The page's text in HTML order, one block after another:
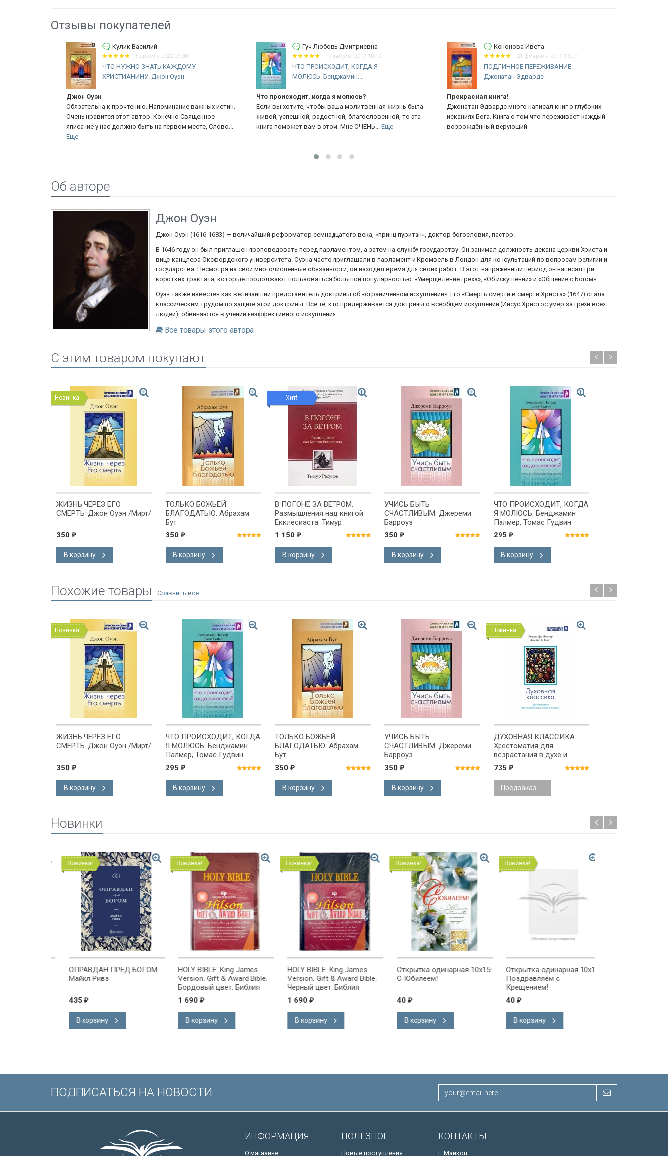
Отзывы покупателей
Кулик Василий
5 апреля 2022 06:00
ЧТО НУЖНО ЗНАТЬ КАЖДОМУ
ХРИСТИАНИНУ. Джон Оуэн
Джон Оуэн
Обязательна к прочтению. Напоминание важных истин.
Очень нравится этот автор. Конечно Священное
яписание у нас должно быть на первом месте, Слово...
Еще
Гуч Любовь Дмитриевна
19 августа 2019 10:12
ЧТО ПРОИСХОДИТ, КОГДА Я
МОЛЮСЬ. Бенджамин...
Что происходит, когда я молюсь?
Если вы хотите, чтобы ваша молитвенная жизнь была
живой, успешной, радостной, благословенной, то эта
книга поможет вам в этом. Мне ОЧЕНЬ...Еще
Кононова Ивета
21 февраля 2019 13:09
ПОДЛИННОЕ ПЕРЕЖИВАНИЕ.
Джонатан Эдвардс
Прекрасная книга!
Джонатан Эдвардс много написал книг о глубоких
исканиях Бога. Книга о том что переживает каждый
возрождённый верующий
Об авторе
Джон Оуэн
Джон Оуэн (1616-1683) — величайший реформатор семнадцатого века, «принц пуритан», доктор богословия, пастор.
В 1646 году он был приглашен проповедовать перед парламентом, а затем на службу государству. Он занимал должность декана церкви Христа и
вице-канцлера Оксфордского университета. Оуэна часто приглашали в парламент и Кромвель в Лондон для консультаций по вопросам религии и
государства. Несмотря на свои многочисленные обязанности, он находил время для своих работ. В этот напряженный период он написал три
коротких трактата, которые продолжают пользоваться большой популярностью: «Умерщвление греха», «Об искушении» и «Общение с Богом».
Оуэн также известен как величайший представитель доктрины об «ограниченном искуплении». Его «Смерть смерти в смерти Христа» (1647) стала
классическим трудом по защите этой доктрины. Все те, кто придерживается доктрины о всеобщем искуплении (Иисус Христос умер за грехи всех
людей), обвиняются в учении неэффективного искупления.
Все товары этого автора
C этим товаром покупают
Новинка!
ЖИЗНЬ ЧЕРЕЗ ЕГО
СМЕРТЬ. Джон Оуэн /Мирт/
350 ₽
В корзину
ТОЛЬКО БОЖЬЕЙ
БЛАГОДАТЬЮ. Абрахам
Бут
350 ₽
В корзину
Хит!
В ПОГОНЕ ЗА ВЕТРОМ.
Размышления над книгой
Екклесиаста. Тимур
Расулов
1 150 ₽
В корзину
УЧИСЬ БЫТЬ
СЧАСТЛИВЫМ. Джереми
Барроуз
350 ₽
В корзину
ЧТО ПРОИСХОДИТ, КОГДА
Я МОЛЮСЬ. Бенджамин
Палмер, Томас Гудвин
295 ₽
В корзину
Похожие товары
Новинка!
ЖИЗНЬ ЧЕРЕЗ ЕГО
СМЕРТЬ. Джон Оуэн /Мирт/
350 ₽
В корзину
ЧТО ПРОИСХОДИТ, КОГДА
Я МОЛЮСЬ. Бенджамин
Палмер, Томас Гудвин
295 ₽
В корзину
ТОЛЬКО БОЖЬЕЙ
БЛАГОДАТЬЮ. Абрахам
Бут
350 ₽
В корзину
УЧИСЬ БЫТЬ
СЧАСТЛИВЫМ. Джереми
Барроуз
350 ₽
В корзину
Новинка!
ДУХОВНАЯ КЛАССИКА.
Хрестоматия для
возрастания в духе и
истине. Ричард Фостер и
Джеймс Смит
735 ₽
Предзаказ
Новинки
Новинка!
ОПРАВДАН ПРЕД БОГОМ.
Майкл Ривз
435₽
В корзину
Новинка!
HOLY BIBLE. King James
Version. Gift & Award Bible.
Бордовый цвет. Библия
Короля Иакова на
английском языке.
Словарь, карты, закладка,
подарочная вкладка, слова
1 690₽
В корзину
Новинка!
HOLY BIBLE. King James
Version. Gift & Award Bible.
Черный цвет. Библия
Короля Иакова на
английском языке.
Словарь, карты, закладка,
подарочная вкладка, слова
1 690₽
В корзину
Новинка!
Открытка одинарная 10x15:
С Юбилеем!
₽
В корзину
Новинка!
Открытка одинарная 10x15:
Поздравляем с
Крещением!
₽
В корзину
ПОДПИСАТЬСЯ НА НОВОСТИ
ИНФОРМАЦИЯ
О магазине
ПОЛЕЗНОЕ
Новые поступления
КОНТАКТЫ
г. Майкоп